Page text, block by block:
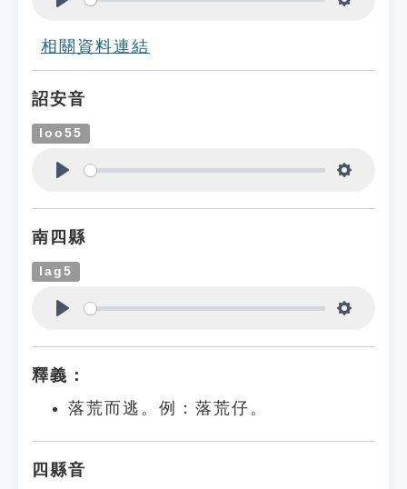
相關資料連結
詔安音
loo55
南四縣
lag5
釋義：
落荒而逃。例：落荒仔。
四縣音